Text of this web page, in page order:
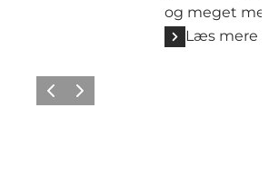
og meget
Læs mere
ForrigeNæste